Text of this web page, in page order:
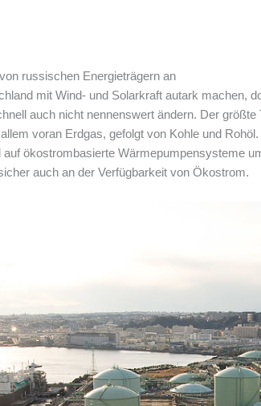
russischen Energieträgern an
mit Wind- und Solarkraft autark machen,
auch nicht nennenswert ändern. Der
voran Erdgas, gefolgt von Kohle und
ökostrombasierte Wärmepumpensysteme
auch an der Verfügbarkeit von Ökostrom.